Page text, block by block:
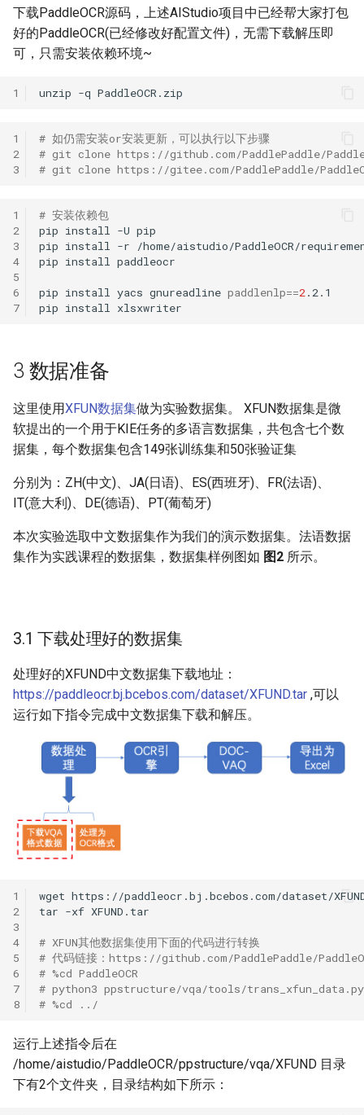
4.2.3 方案3：XFUND数据
集+finetune+真实通用识别
2）模型评估
4)模型预测
5 文档视觉问答(DOC-VQA)
5.1 SER
5.1.3 模型预测
5.2.1 模型训练
5.2.2 模型评估
6 导出Excel
更多资源
参考链接
下载PaddleOCR源码，上述AIStudio项目中已经帮大家打包
好的PaddleOCR(已经修改好配置文件)，无需下载解压即
可，只需安装依赖环境~
1 unzip -q
1
2
3
# 如仍需安装or安装更新，可以执行以下步骤
# git clone https://github.com/PaddlePaddle/
# git clone https://gitee.com/PaddlePaddle/
1
2
3
4
5
6
7
# 安装依赖包
pip install -U
pip install
-r
pip install
pip install yacs gnureadline paddlenlp==2
pip install
3 数据准备
这里使用XFUN数据集做为实验数据集。 XFUN数据集是微
软提出的一个用于KIE任务的多语言数据集，共包含七个数
据集，每个数据集包含149张训练集和50张验证集
分别为：ZH(中文)、JA(日语)、ES(西班牙)、FR(法语)、
IT(意大利)、DE(德语)、PT(葡萄牙)
本次实验选取中文数据集作为我们的演示数据集。法语数据
集作为实践课程的数据集，数据集样例图如 图2 所示。
3.1 下载处理好的数据集
处理好的XFUND中文数据集下载地址：
https://paddleocr.bj.bcebos.com/dataset/XFUND.tar ,可以
运行如下指令完成中文数据集下载和解压。
1
2
3
4
5
6
7
8
wget
tar -xf
# XFUN其他数据集使用下面的代码进行转换
# 代码链接：https://github.com/PaddlePaddle/
# %cd PaddleOCR
# python3 ppstructure/vqa/tools/
# %cd ../
运行上述指令后在
/home/aistudio/PaddleOCR/ppstructure/vqa/XFUND 目录
下有2个文件夹，目录结构如下所示：